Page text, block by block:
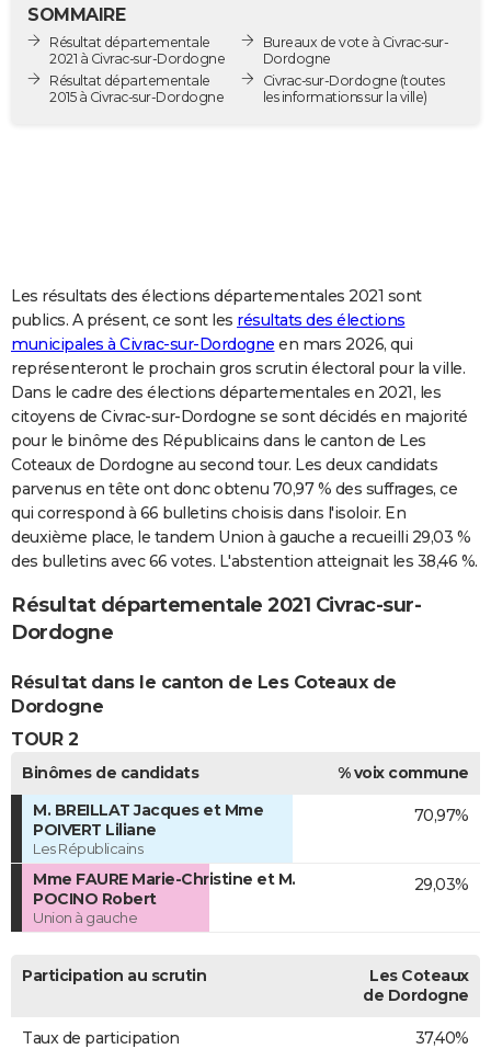
Destinations
City break
Voyage nature
Voyage de noces
Forum
Climat
GUIDES D'ACHAT
COPAINS D'AVANT
Se connecter
Collèges
Universités
Entreprises
Service militaire
Avis de recherche
AVIS DE DÉCÈS
FORUM
Bricolage
Lifestyle
Culture
Sport
Auto
Television
Voyage
Cinema
SOMMAIRE
Résultat départementale
2021 à Civrac-sur-Dordogne
Résultat départementale
2015 à Civrac-sur-Dordogne
Bureaux de vote à Civrac-sur-
Dordogne
Civrac-sur-Dordogne (toutes
les informations sur la ville)
Les résultats des élections départementales 2021 sont
publics. A présent, ce sont les résultats des élections
municipales à Civrac-sur-Dordogne en mars 2026, qui
représenteront le prochain gros scrutin électoral pour la ville.
Dans le cadre des élections départementales en 2021, les
citoyens de Civrac-sur-Dordogne se sont décidés en majorité
pour le binôme des Républicains dans le canton de Les
Coteaux de Dordogne au second tour. Les deux candidats
parvenus en tête ont donc obtenu 70,97 % des suffrages, ce
qui correspond à 66 bulletins choisis dans l'isoloir. En
deuxième place, le tandem Union à gauche a recueilli 29,03 %
des bulletins avec 66 votes. L'abstention atteignait les 38,46 %.
Résultat départementale 2021 Civrac-sur-
Dordogne
Résultat dans le canton de Les Coteaux de
Dordogne
TOUR 2
Binômes de candidats
% voix commune
M. BREILLAT Jacques et Mme
POIVERT Liliane
Les Républicains
70,97%
Mme FAURE Marie-Christine et M.
POCINO Robert
Union à gauche
29,03%
Participation au scrutin
Les Coteaux
de Dordogne
Taux de participation 37,40%